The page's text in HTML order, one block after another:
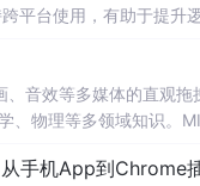
平台使用，有助于提升
音效等多媒体的直观
、物理等多领域知识。
手机App到Chrome